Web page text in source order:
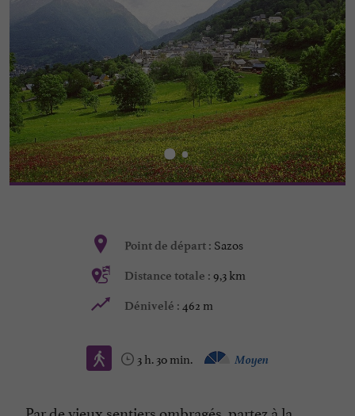
Point de départ : Sazos
Distance totale : 9,3 km
Dénivelé : 462 m
3 h. 30 min. Moyen
Par de vieux sentiers ombragés, partez à la